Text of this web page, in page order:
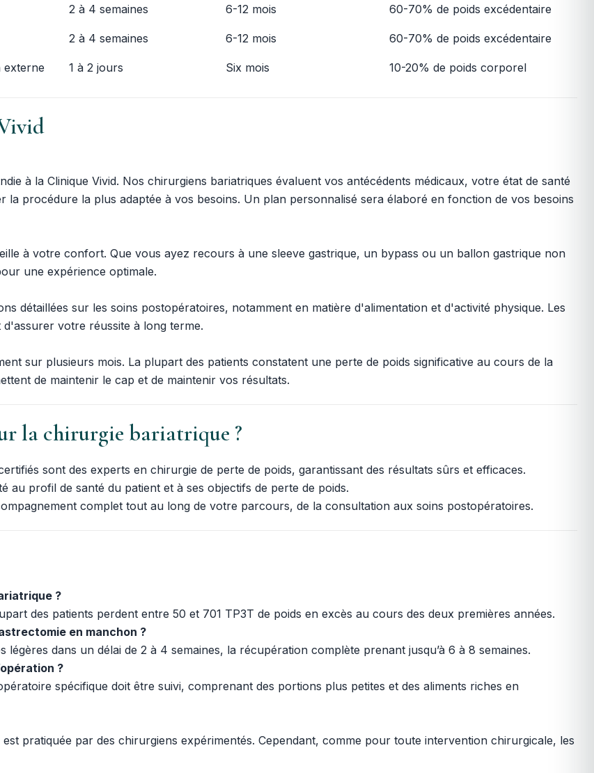
2 à 4 semaines 6-12 mois 60-70% de poids excédentaire
2 à 4 semaines 6-12 mois 60-70% de poids excédentaire
externe 1 à 2 jours Six mois 10-20% de poids corporel
à la Clinique Vivid. Nos chirurgiens bariatriques évaluent vos antécédents médicaux, votre état de santé
la procédure la plus adaptée à vos besoins. Un plan personnalisé sera élaboré en fonction de vos besoins
à votre confort. Que vous ayez recours à une sleeve gastrique, un bypass ou un ballon gastrique non
une expérience optimale.
détaillées sur les soins postopératoires, notamment en matière d'alimentation et d'activité physique. Les
votre réussite à long terme.
sur plusieurs mois. La plupart des patients constatent une perte de poids significative au cours de la
de maintenir le cap et de maintenir vos résultats.
la chirurgie bariatrique ?
sont des experts en chirurgie de perte de poids, garantissant des résultats sûrs et efficaces.
au profil de santé du patient et à ses objectifs de perte de poids.
complet tout au long de votre parcours, de la consultation aux soins postopératoires.
?
des patients perdent entre 50 et 701 TP3T de poids en excès au cours des deux premières années.
en manchon ?
dans un délai de 2 à 4 semaines, la récupération complète prenant jusqu’à 6 à 8 semaines.
?
spécifique doit être suivi, comprenant des portions plus petites et des aliments riches en
pratiquée par des chirurgiens expérimentés. Cependant, comme pour toute intervention chirurgicale, les